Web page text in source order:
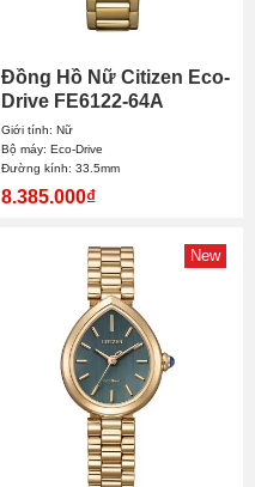
Đồng Hồ Nữ Citizen Eco-
Drive FE6122-64A
33.5mm
Giới tính: Nữ
Bộ máy: Eco-Drive
Đường kính: 33.5mm
8.385.000₫
New